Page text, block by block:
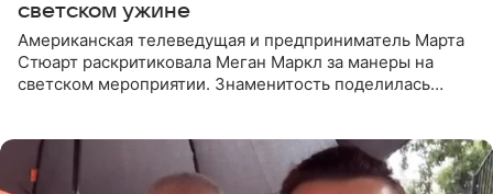
светском ужине
Американская телеведущая и предприниматель Марта
Стюарт раскритиковала Меган Маркл за манеры на
светском мероприятии. Знаменитость поделилась